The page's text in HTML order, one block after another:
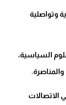
وتواصلية
السياسية،
الاتصالات